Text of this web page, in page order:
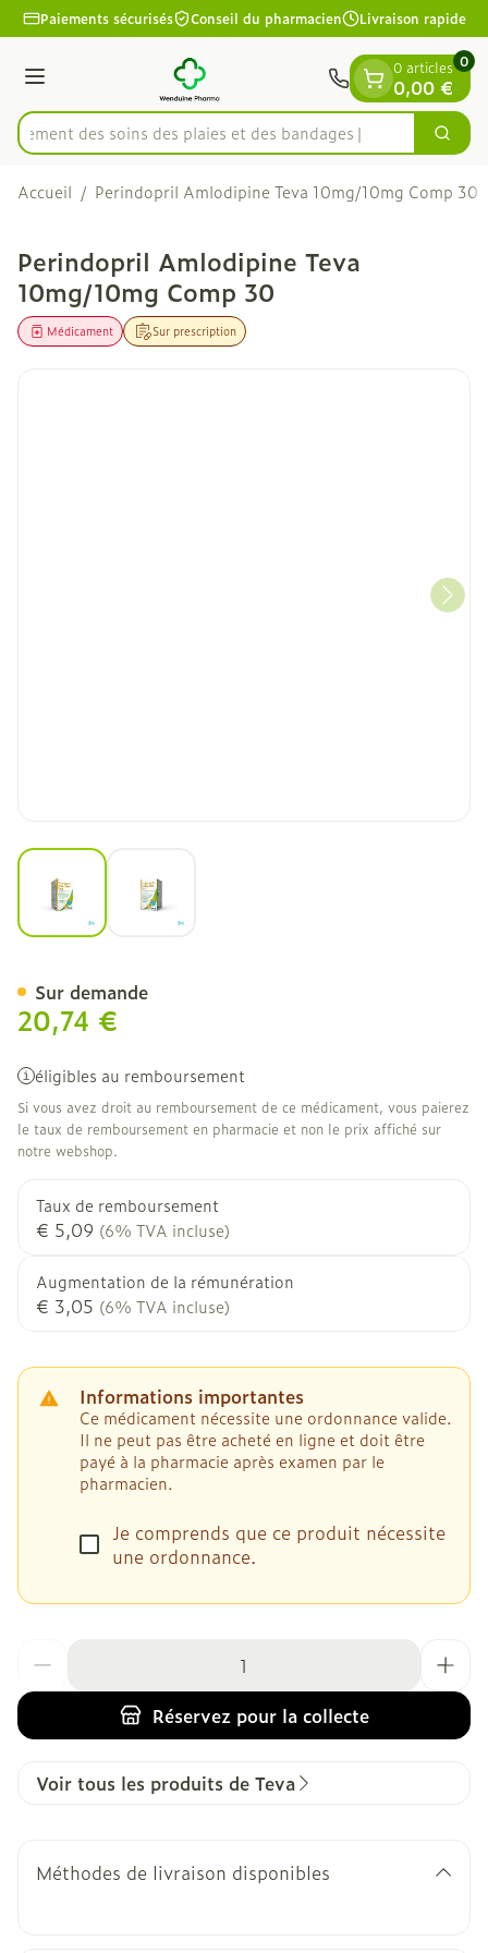
Aller au contenu
1 de 1
Paiements sécurisés Conseil du pharmacien Livraison rapide
Menu
Rechercherdes soins des plaies et des bandages
0 articles
0,00 €
0
Accueil / Perindopril Amlodipine Teva 10mg/10mg Comp 30
Perindopril Amlodipine Teva
10mg/10mg Comp 30
Sur prescription
Médicament
View larger image
20,74 €
éligibles au remboursement
Si vous avez droit au remboursement de ce médicament, vous paierez
le taux de remboursement en pharmacie et non le prix affiché sur
notre webshop.
Taux de remboursement
€ 5,09 (6% TVA incluse)
Augmentation de la rémunération
€ 3,05 (6% TVA incluse)
Informations importantes
Ce médicament nécessite une ordonnance valide.
Il ne peut pas être acheté en ligne et doit être
payé à la pharmacie après examen par le
pharmacien.
Je comprends que ce produit nécessite
une ordonnance.
Réservezpour la collecte
Sur demande
Voir tous les produits de Teva
Méthodes de livraison disponibles